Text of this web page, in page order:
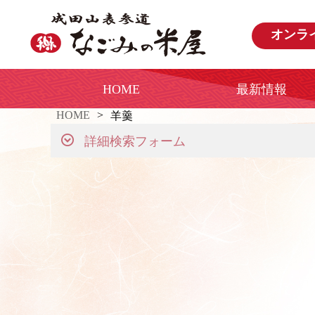
オンラ
HOME 最新情報
HOME 羊羹
詳細検索フォーム